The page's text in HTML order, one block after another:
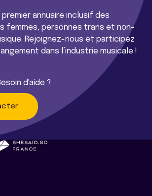
premier annuaire inclusif des
femmes, personnes trans et non-
Rejoignez-nous et participez
dans l’industrie musicale !
d'aide ?